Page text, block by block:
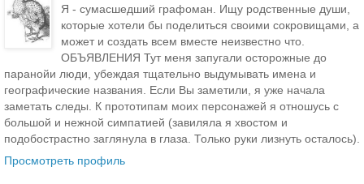
Я - сумасшедший графоман. Ищу родственные души,
которые хотели бы поделиться своими сокровищами, а
может и создать всем вместе неизвестно что.
ОБЪЯВЛЕНИЯ Тут меня запугали осторожные до
паранойи люди, убеждая тщательно выдумывать имена и
географические названия. Если Вы заметили, я уже начала
заметать следы. К прототипам моих персонажей я отношусь с
большой и нежной симпатией (завиляла я хвостом и
подобострастно заглянула в глаза. Только руки лизнуть осталось).
Просмотреть профиль